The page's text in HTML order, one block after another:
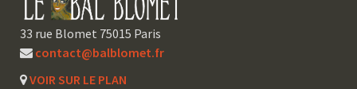
33 rue Blomet 75015 Paris
contact@balblomet.fr
VOIR SUR LE PLAN